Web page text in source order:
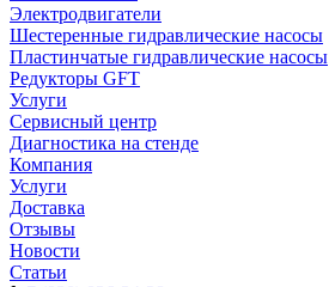
Электродвигатели
Шестеренные гидравлические насосы
Пластинчатые гидравлические насосы
Редукторы GFT
Услуги
Сервисный центр
Диагностика на стенде
Компания
Услуги
Доставка
Отзывы
Новости
Статьи